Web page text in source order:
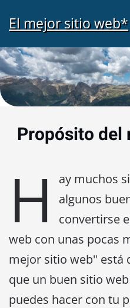
Skip to main
El mejor sitio web*
Propósito del
H
ay muchos
algunos
convertirse
web con unas pocas
mejor sitio web" está
que un buen sitio
puedes hacer con tu